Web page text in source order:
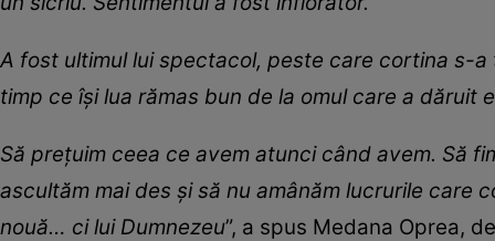
A fost ultimul lui spectacol, peste care cortina s-
timp ce își lua rămas bun de la omul care a
Să prețuim ceea ce avem atunci când avem. Să
ascultăm mai des și să nu amânăm lucrurile care
nouă… ci lui Dumnezeu”, a spus Medana Oprea,